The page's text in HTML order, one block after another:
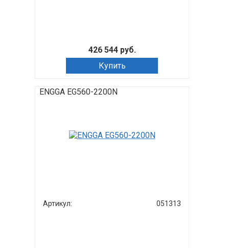
426 544 руб.
Купить
ENGGA EG560-2200N
Артикул: 051313